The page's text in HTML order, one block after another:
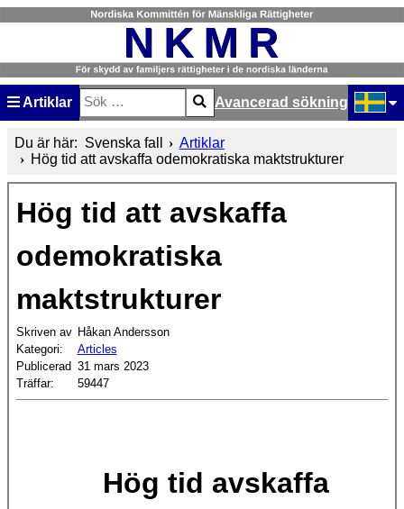
Artiklar
Sök
Type 2 or more characters for results.
Avancerad sökning
Du är här: Svenska fall
Artiklar
Hög tid att avskaffa odemokratiska maktstrukturer
Hög tid att avskaffa
odemokratiska
maktstrukturer
Skriven av Håkan Andersson
Kategori:
Articles
Publicerad 31 mars 2023
Träffar:
59447
Hög tid avskaffa